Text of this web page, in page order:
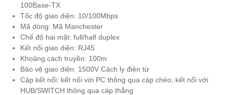
100Base-TX
Tốc độ giao diện: 10/100Mbps
Mã dòng: Mã Manchester
Chế độ hai mặt: full/half duplex
Kết nối giao diện: RJ45
Khoảng cách truyền: 100m
Bảo vệ giao diện: 1500V Cách ly điện từ
Cáp kết nối: kết nối với PC thông qua cáp chéo; kết nối với
HUB/SWITCH thông qua cáp thẳng